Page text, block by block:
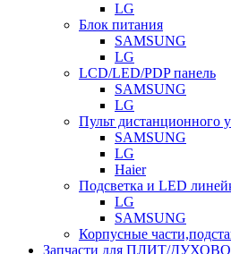
LG
Блок питания
SAMSUNG
LG
LCD/LED/PDP панель
SAMSUNG
LG
Пульт дистанционного
SAMSUNG
LG
Haier
Подсветка и LED
LG
SAMSUNG
Корпусные
Запчасти для ПЛИТ/